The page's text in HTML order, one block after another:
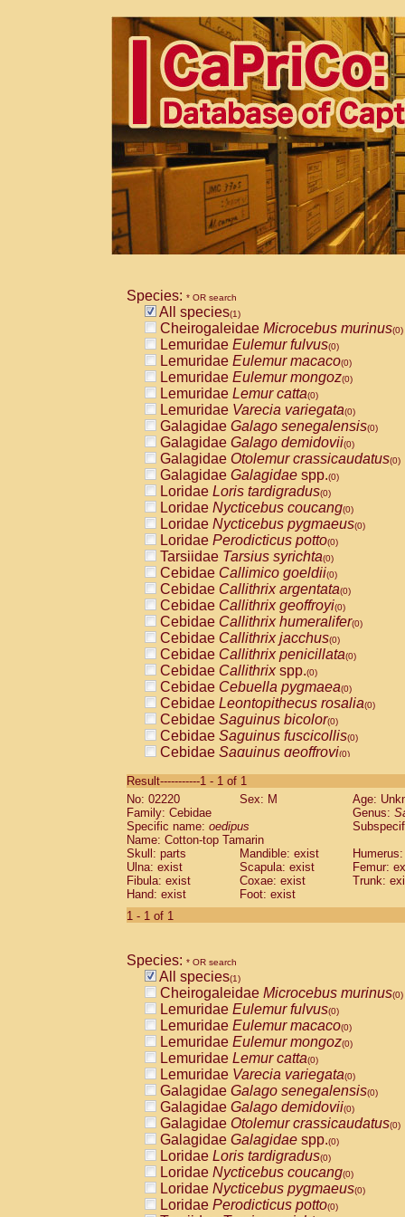
Species: * OR search
All species(1)
Cheirogaleidae Microcebus murinus(0)
Lemuridae Eulemur fulvus(0)
Lemuridae Eulemur macaco(0)
Lemuridae Eulemur mongoz(0)
Lemuridae Lemur catta(0)
Lemuridae Varecia variegata(0)
Galagidae Galago senegalensis(0)
Galagidae Galago demidovii(0)
Galagidae Otolemur crassicaudatus(0)
Galagidae Galagidae spp.(0)
Loridae Loris tardigradus(0)
Loridae Nycticebus coucang(0)
Loridae Nycticebus pygmaeus(0)
Loridae Perodicticus potto(0)
Tarsiidae Tarsius syrichta(0)
Cebidae Callimico goeldii(0)
Cebidae Callithrix argentata(0)
Cebidae Callithrix geoffroyi(0)
Cebidae Callithrix humeralifer(0)
Cebidae Callithrix jacchus(0)
Cebidae Callithrix penicillata(0)
Cebidae Callithrixspp.(0)
Cebidae Cebuella pygmaea(0)
Cebidae Leontopithecus rosalia(0)
Cebidae Saguinus bicolor(0)
Cebidae Saguinus fuscicollis(0)
Cebidae Saguinus geoffroyi(0)
CebidaeSaguinus labiatus(0)
Cebidae Saguinus leucopus (0)
Cebidae
CebidaeSaguinus mystax
Cebidae Saguinus nigricollis (0)
Cebidae Saguinus oedipus
Cebidae Saguinus weddelli
Cebidae Saguinusspp.
Cebidae
CebidaeCebus capucinus
CebidaeCebus nigrivittatus
CebidaeCebus spp.(0)
CebidaeSaimiri boliviensis(0)
CebidaeSaimiri sciureus(0)
AtelidaeAlouatta caraya(0)
AtelidaeAlouatta fusca(0)
AtelidaeAlouatta seniculus(0)
AtelidaeAlouattaspp.(0)
AtelidaeAteles belzebuth(0)
AtelidaeAteles geoffroyi(0)
AtelidaeAteles paniscus(0)
AtelidaeAtelesspp.(0)
AtelidaeLagothrix lagothricha(0)
AtelidaeLagothrix lagothricha cana
PitheciidaeCacajao calvus
Result-----------1 - 1 of 1
No: 02220
Sex: M
Age:
Family: Cebidae
Genus:
Specific name: oedipus
Name: Cotton-top Tamarin
Skull: parts
Mandible: exist
Ulna: exist
Scapula: exist
Femur:
Fibula: exist
Coxae: exist
Trunk:
Hand: exist
Foot: exist
1 - 1 of 1
Species: * OR search
All species(1)
Cheirogaleidae Microcebus murinus(0)
Lemuridae Eulemur fulvus(0)
Lemuridae Eulemur macaco(0)
Lemuridae Eulemur mongoz(0)
Lemuridae Lemur catta(0)
Lemuridae Varecia variegata(0)
Galagidae Galago senegalensis(0)
Galagidae Galago demidovii(0)
Galagidae Otolemur crassicaudatus(0)
Galagidae Galagidae spp.(0)
Loridae Loris tardigradus(0)
Loridae Nycticebus coucang(0)
Loridae Nycticebus pygmaeus(0)
Loridae Perodicticus potto(0)